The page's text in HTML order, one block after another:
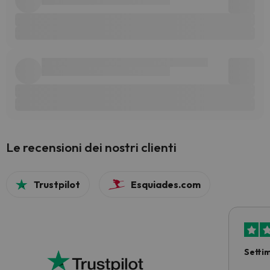
Le recensioni dei nostri clienti
Trustpilot Esquiades.com